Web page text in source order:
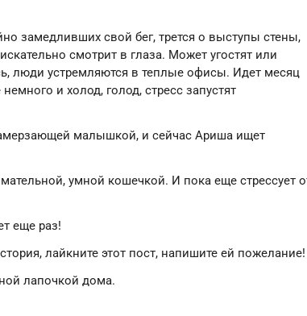
замедливших свой бег, трется о выступы стены,
смотрит в глаза. Может угостят или
люди устремляются в теплые офисы. Идет месяц
и холод, голод, стресс запустят
малышкой, и сейчас Ариша ищет
умной кошечкой. И пока еще стрессует
еще раз!
лайкните этот пост, напишите ей пожелание!
лапочкой дома.